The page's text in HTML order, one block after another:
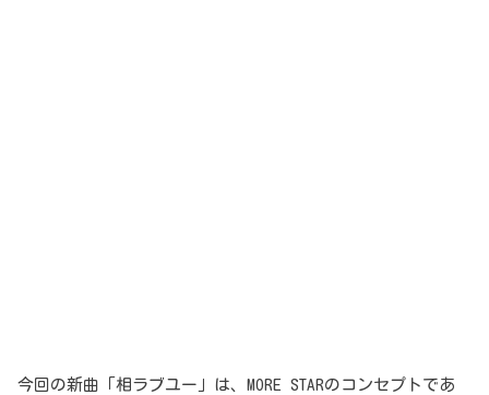
今回の新曲「相ラブユー」は、MORE STARのコンセプトであ